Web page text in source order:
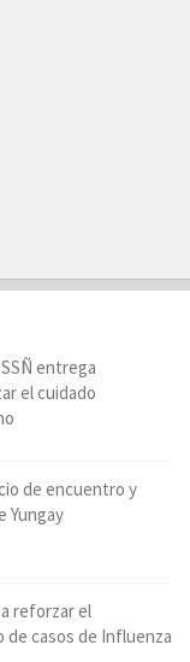
entrega
el cuidado
de encuentro y
Yungay
reforzar el
casos de Influenza